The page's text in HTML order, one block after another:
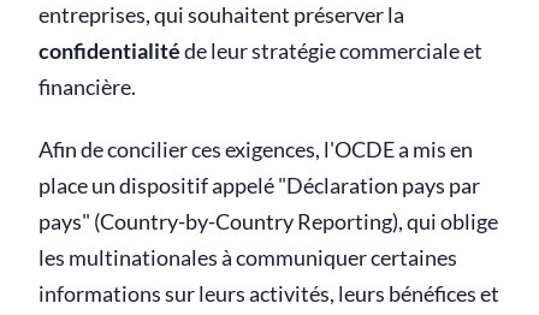
entreprises, qui souhaitent préserver la
confidentialitéde leur stratégie commerciale et
financière.
Afin de concilier ces exigences, l'OCDE a mis en
place un dispositif appelé "Déclaration pays par
pays" (Country-by-Country Reporting), qui oblige
les multinationales à communiquer certaines
informations sur leurs activités, leurs bénéfices et